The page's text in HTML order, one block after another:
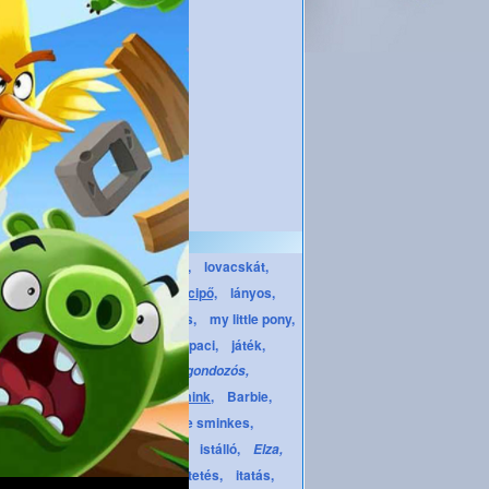
Címkék
csinosítsd, póni, dress up,
lovacskát,
öltöztetős,
divatos, ruha, cipő,
lányos,
játék,
lovas öltöztetős,
my little pony,
alkonyat,
piszok, lovas, paci, játék,
én kicsi pónim, pónis, gondozós,
my_little_pony, csajszi, smink,
Barbie,
sminkes,
csajos, Barbie sminkes,
öltöztetős, paripa, ló, istálló, Elza,
jégvarázs, frozen, elsa, etetés, itatás,